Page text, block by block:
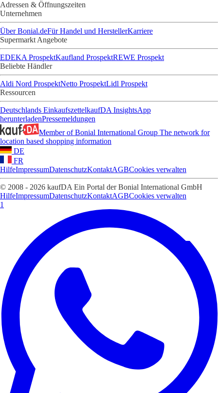
Adressen & Öffnungszeiten
Unternehmen
Über Bonial.deFür Handel und HerstellerKarriere
Supermarkt Angebote
EDEKA ProspektKaufland ProspektREWE Prospekt
Beliebte Händler
Aldi Nord ProspektNetto ProspektLidl Prospekt
Ressourcen
Deutschlands EinkaufszettelkaufDA InsightsApp
herunterladenPressemeldungen
Member of Bonial International Group The network for
location based shopping information
DE
FR
HilfeImpressumDatenschutzKontaktAGBCookies verwalten
© 2008 - 2026 kaufDA Ein Portal der Bonial International GmbH
HilfeImpressumDatenschutzKontaktAGBCookies verwalten
1